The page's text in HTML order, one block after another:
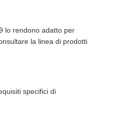
lo rendono adatto per
la linea di prodotti
specifici di